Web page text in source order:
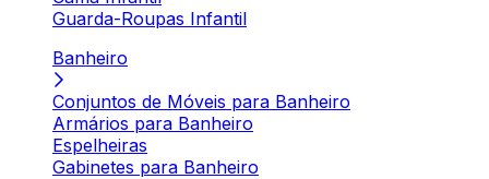
Guarda-Roupas Infantil
Banheiro
Conjuntos de Móveis para Banheiro
Armários para Banheiro
Espelheiras
Gabinetes para Banheiro